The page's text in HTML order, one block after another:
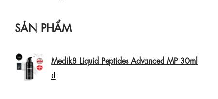
SẢN PHẨM
Medik8 Liquid Peptides Advanced MP 30ml
₫